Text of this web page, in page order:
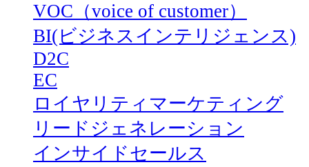
VOC（voice of customer）
BI(ビジネスインテリジェンス)
D2C
EC
ロイヤリティマーケティング
リードジェネレーション
インサイドセールス